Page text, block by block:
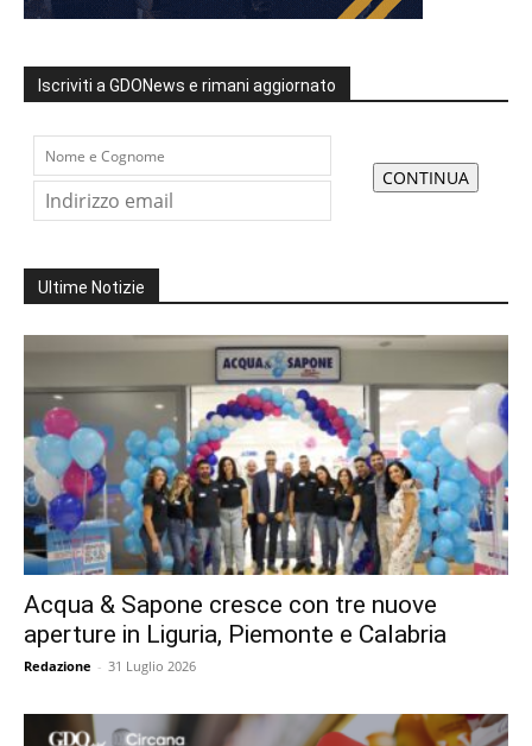
Iscriviti a GDONews e rimani aggiornato
Ultime Notizie
Acqua & Sapone cresce con tre nuove
aperture in Liguria, Piemonte e Calabria
Redazione - 31 Luglio 2026